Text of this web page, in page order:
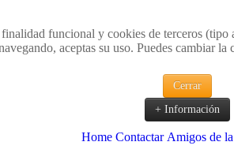
funcional y cookies de terceros
aceptas su uso. Puedes cambiar
Cerrar
+ Información
Home Contactar Amigos de